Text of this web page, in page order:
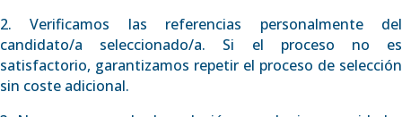
2. Verificamos las referencias personalmente del
candidato/a seleccionado/a. Si el proceso no es
satisfactorio, garantizamos repetir el proceso de selección
sin coste adicional.